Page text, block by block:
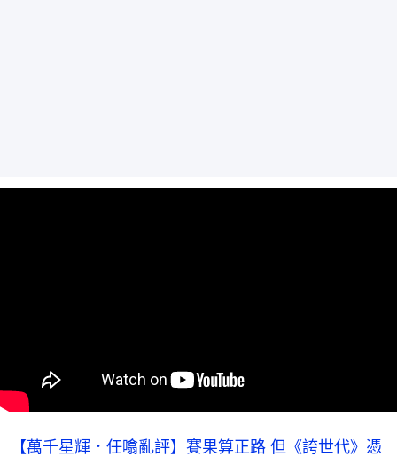
【萬千星輝．任噏亂評】賽果算正路 但《誇世代》憑